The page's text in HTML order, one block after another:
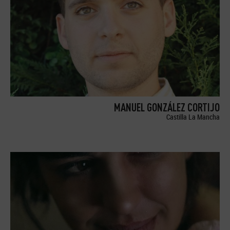
MANUEL GONZÁLEZ CORTIJO
Castilla La Mancha